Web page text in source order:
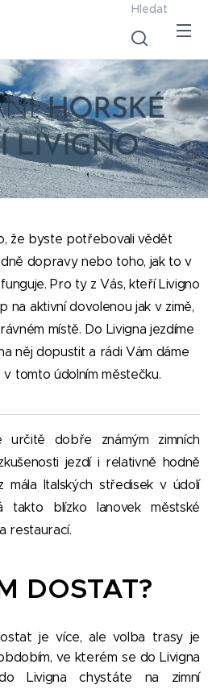
Hledat
HORSKÉ
LIVIGNO
že byste potřebovali vědět
dopravy nebo toho, jak to v
Pro ty z Vás, kteří Livigno
na aktivní dovolenou jak v zimě,
místě. Do Livigna jezdíme
něj dopustit a rádi Vám dáme
v tomto údolním městečku.
dobře známým zimních
jezdí i relativně hodně
mála Italských středisek v údolí
blízko lanovek městské
restaurací.
DOSTAT?
je více, ale volba trasy je
ve kterém se do Livigna
Livigna chystáte na zimní